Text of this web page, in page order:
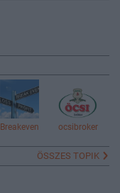
Breakeven ocsibroker
ÖSSZES TOPIK